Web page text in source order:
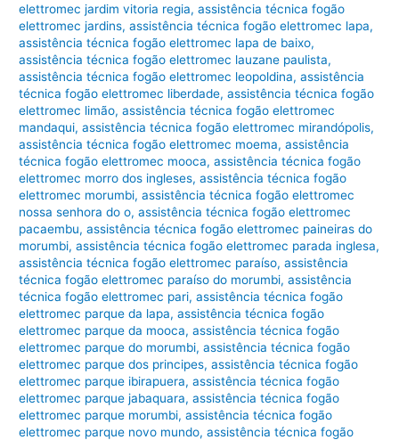
elettromec jardim vitoria regia,assistência técnica fogão
elettromec jardins,assistência técnica fogão elettromec lapa,
assistência técnica fogão elettromec lapa de baixo,
assistência técnica fogão elettromec lauzane paulista,
assistência técnica fogão elettromec leopoldina,assistência
técnica fogão elettromec liberdade,assistência técnica fogão
elettromec limão,assistência técnica fogão elettromec
mandaqui,assistência técnica fogão elettromec mirandópolis,
assistência técnica fogão elettromec moema,assistência
técnica fogão elettromec mooca,assistência técnica fogão
elettromec morro dos ingleses,assistência técnica fogão
elettromec morumbi,assistência técnica fogão elettromec
nossa senhora do o,assistência técnica fogão elettromec
pacaembu,assistência técnica fogão elettromec paineiras do
morumbi,assistência técnica fogão elettromec parada inglesa,
assistência técnica fogão elettromec paraíso,assistência
técnica fogão elettromec paraíso do morumbi,assistência
técnica fogão elettromec pari,assistência técnica fogão
elettromec parque da lapa,assistência técnica fogão
elettromec parque da mooca,assistência técnica fogão
elettromec parque do morumbi,assistência técnica fogão
elettromec parque dos principes,assistência técnica fogão
elettromec parque ibirapuera,assistência técnica fogão
elettromec parque jabaquara,assistência técnica fogão
elettromec parque morumbi,assistência técnica fogão
elettromec parque novo mundo,assistência técnica fogão